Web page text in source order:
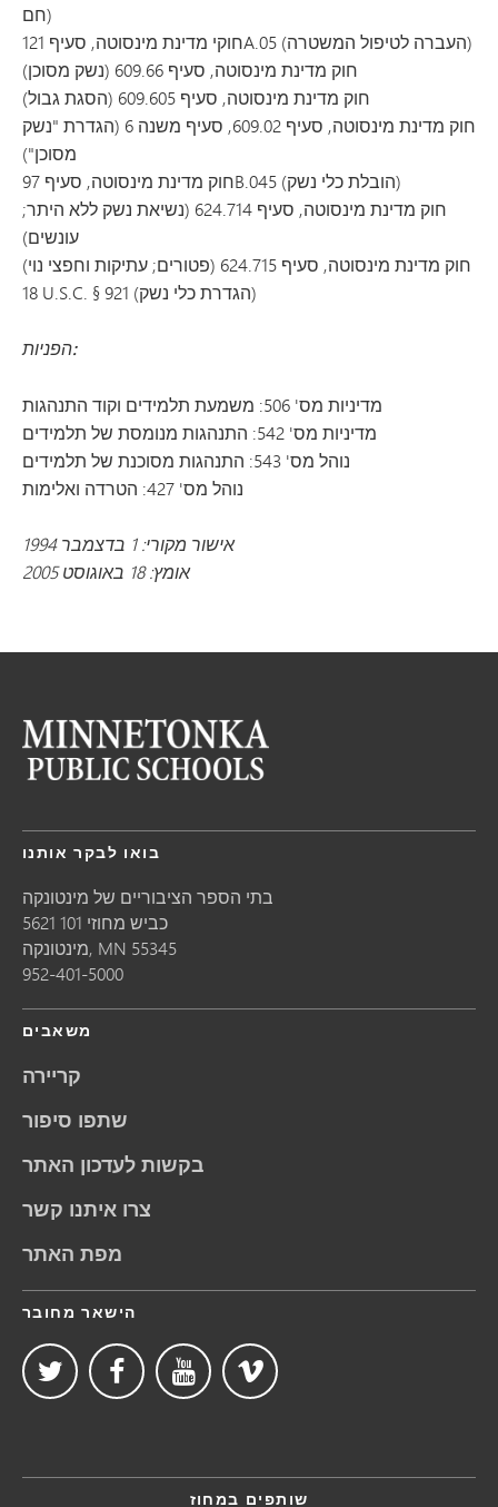
חם)
חוקי מדינת מינסוטה, סעיף 121A.05 (העברה לטיפול המשטרה)
חוק מדינת מינסוטה, סעיף 609.66 (נשק מסוכן)
חוק מדינת מינסוטה, סעיף 609.605 (הסגת גבול)
חוק מדינת מינסוטה, סעיף 609.02, סעיף משנה 6 (הגדרת "נשק
מסוכן")
חוק מדינת מינסוטה, סעיף 97B.045 (הובלת כלי נשק)
חוק מדינת מינסוטה, סעיף 624.714 (נשיאת נשק ללא היתר;
עונשים)
חוק מדינת מינסוטה, סעיף 624.715 (פטורים; עתיקות וחפצי נוי)
18 U.S.C. § 921 (הגדרת כלי נשק)
הפניות:
מדיניות מס' 506: משמעת תלמידים וקוד התנהגות
מדיניות מס' 542: התנהגות מנומסת של תלמידים
נוהל מס' 543: התנהגות מסוכנת של תלמידים
נוהל מס' 427: הטרדה ואלימות
אישור מקורי: 1 בדצמבר 1994
אומץ: 18 באוגוסט 2005
בואו לבקר אותנו
בתי הספר הציבוריים של מינטונקה
5621 כביש מחוזי 101
מינטונקה, MN 55345
952-401-5000
משאבים
קריירה
שתפו סיפור
בקשות לעדכון האתר
צרו איתנו קשר
מפת האתר
הישאר מחובר
שותפים במחוז